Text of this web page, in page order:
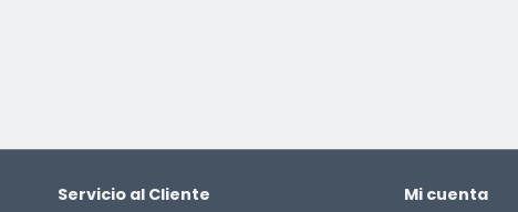
Servicio al Cliente Mi cuenta